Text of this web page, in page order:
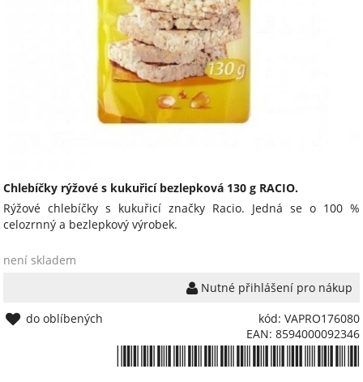
Chlebíčky rýžové s kukuřicí bezlepková 130 g RACIO.
Rýžové chlebíčky s kukuřicí značky Racio. Jedná se o 100 %
celozrnný a bezlepkový výrobek.
není skladem
Nutné přihlášení pro nákup
kód: VAPRO176080
EAN: 8594000092346
do oblíbených